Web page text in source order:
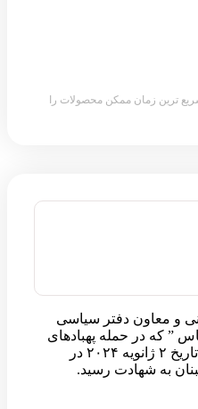
ترین زمان ممکن محصولات را
و معاون دفتر سیاسی
” که در حمله پهبادهای
رژیم جنایتکار صهیونیستی در تاریخ ۲ ژانویه ۲۰۲۴ در
به شهادت رسید.